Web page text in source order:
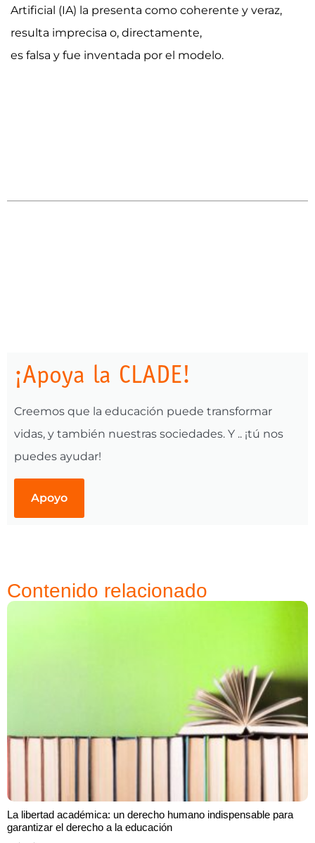
Artificial (IA) la presenta como coherente y veraz,
resulta imprecisa o, directamente,
es falsa y fue inventada por el modelo.
¡Apoya la CLADE!
Creemos que la educación puede transformar
vidas, y también nuestras sociedades. Y .. ¡tú nos
puedes ayudar!
Apoyo
Contenido relacionado
La libertad académica: un derecho humano indispensable para
garantizar el derecho a la educación